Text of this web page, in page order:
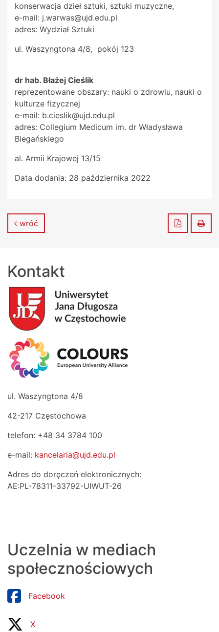
konserwacja dzieł sztuki, sztuki muzyczne,
e-mail: j.warwas@ujd.edu.pl
adres: Wydział Sztuki
ul. Waszyngtona 4/8, pokój 123
dr hab. Błażej Cieślik
reprezentowane obszary: nauki o zdrowiu, nauki o
kulturze fizycznej
e-mail: b.cieslik@ujd.edu.pl
adres: Collegium Medicum im. dr Władysława
Biegańskiego
al. Armii Krajowej 13/15
Data dodania: 28 października 2022
wróć Zapisz do
Kontakt
ul. Waszyngtona 4/8
42-217 Częstochowa
telefon: +48 34 3784 100
e-mail: kancelaria@ujd.edu.pl
Adres do doręczeń elektronicznych:
AE:PL-78311-33792-UIWUT-26
Uczelnia w mediach
społecznościowych
Facebook
X